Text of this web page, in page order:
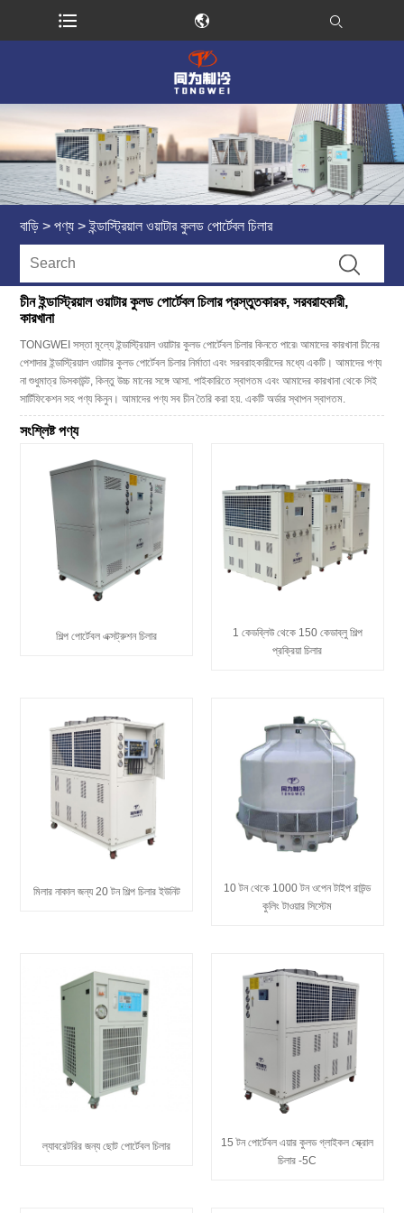
বাড়ি > পণ্য > ইন্ডাস্ট্রিয়াল ওয়াটার কুলড পোর্টেবল চিলার
চীন ইন্ডাস্ট্রিয়াল ওয়াটার কুলড পোর্টেবল চিলার প্রস্তুতকারক, সরবরাহকারী,
কারখানা
TONGWEI সস্তা মূল্যে ইন্ডাস্ট্রিয়াল ওয়াটার কুলড পোর্টেবল চিলার কিনতে পারে৷ আমাদের কারখানা চীনের
পেশাদার ইন্ডাস্ট্রিয়াল ওয়াটার কুলড পোর্টেবল চিলার নির্মাতা এবং সরবরাহকারীদের মধ্যে একটি। আমাদের পণ্য
না শুধুমাত্র ডিসকাউন্ট, কিন্তু উচ্চ মানের সঙ্গে আসা. পাইকারিতে স্বাগতম এবং আমাদের কারখানা থেকে সিই
সার্টিফিকেশন সহ পণ্য কিনুন। আমাদের পণ্য সব চীন তৈরি করা হয়. একটি অর্ডার স্থাপন স্বাগতম.
সংশ্লিষ্ট পণ্য
শিল্প পোর্টেবল এক্সট্রুশন চিলার
1 কেডব্লিউ থেকে 150 কেডাব্লু শিল্প
প্রক্রিয়া চিলার
মিলার নাকাল জন্য 20 টন শিল্প চিলার ইউনিট
10 টন থেকে 1000 টন ওপেন টাইপ রাউন্ড
কুলিং টাওয়ার সিস্টেম
ল্যাবরেটরির জন্য ছোট পোর্টেবল চিলার
15 টন পোর্টেবল এয়ার কুলড গ্লাইকল স্ক্রোল
চিলার -5C